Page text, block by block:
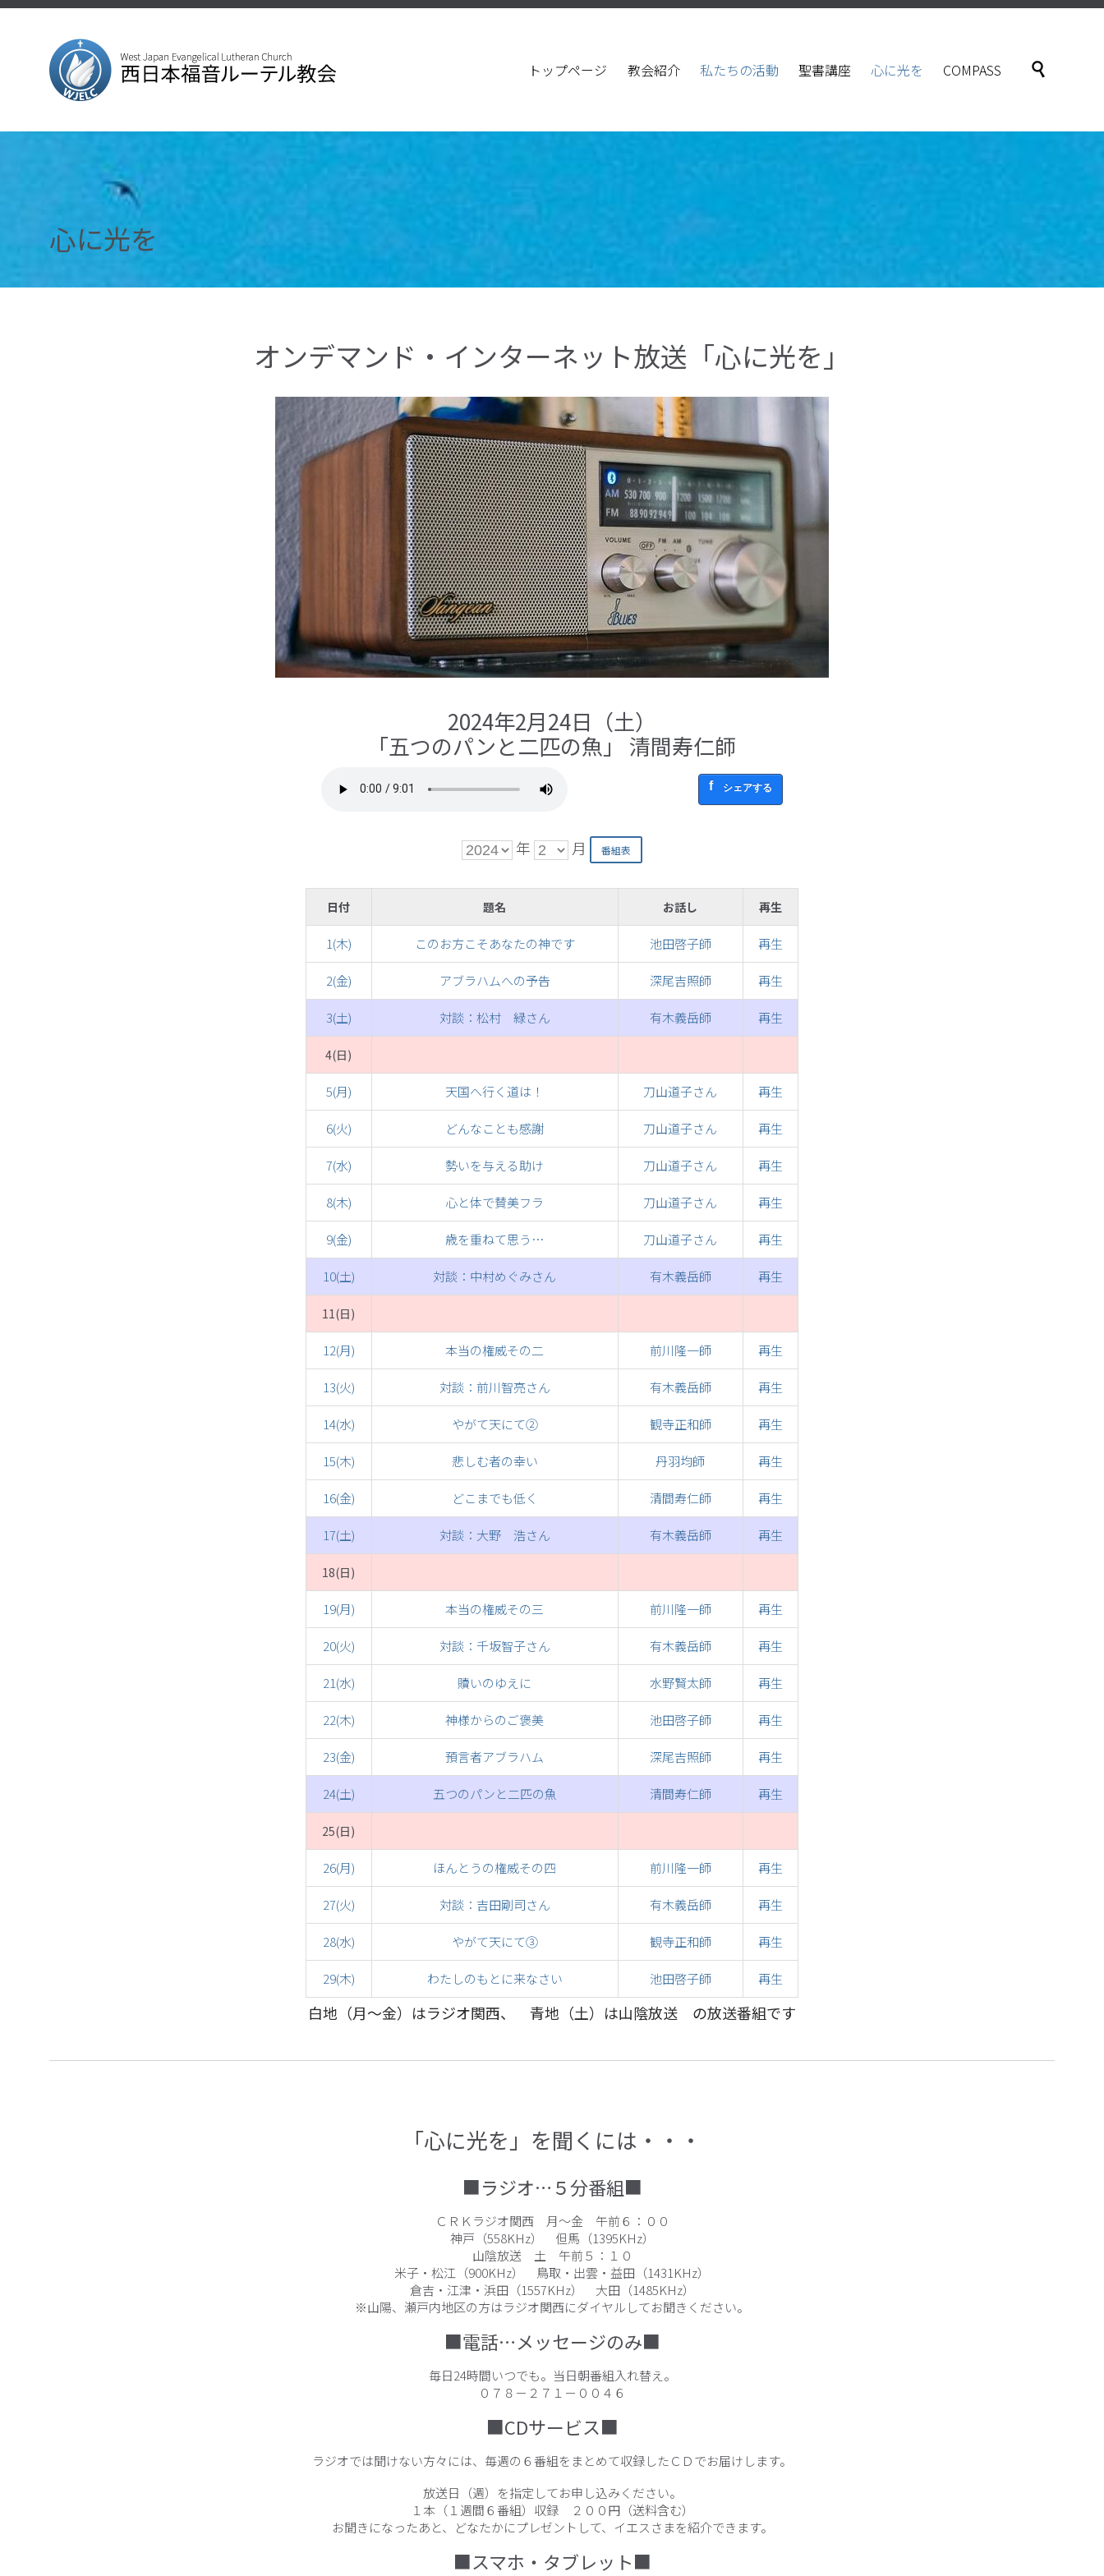
Skip
トップページ 教会紹介 私たちの活動 聖書講座 心に光を COMPASS 
心に光を
オンデマンド・インターネット放送「心に光を」
2024年2月24日（土）
「五つのパンと二匹の魚」 清間寿仁師
シェアする
年 月
日付 題名 お話し 再生
1(木) このお方こそあなたの神です 池田啓子師 再生
2(金) アブラハムへの予告 深尾吉照師 再生
3(土) 対談：松村 緑さん 有木義岳師 再生
4(日)
5(月) 天国へ行く道は！ 刀山道子さん 再生
6(火) どんなことも感謝 刀山道子さん 再生
7(水) 勢いを与える助け 刀山道子さん 再生
8(木) 心と体で賛美フラ 刀山道子さん 再生
9(金) 歳を重ねて思う… 刀山道子さん 再生
10(土) 対談：中村めぐみさん 有木義岳師 再生
11(日)
12(月) 本当の権威その二 前川隆一師 再生
13(火) 対談：前川智亮さん 有木義岳師 再生
14(水) やがて天にて② 観寺正和師 再生
15(木) 悲しむ者の幸い 丹羽均師 再生
16(金) どこまでも低く 清間寿仁師 再生
17(土) 対談：大野 浩さん 有木義岳師 再生
18(日)
19(月) 本当の権威その三 前川隆一師 再生
20(火) 対談：千坂智子さん 有木義岳師 再生
21(水) 贖いのゆえに 水野賢太師 再生
22(木) 神様からのご褒美 池田啓子師 再生
23(金) 預言者アブラハム 深尾吉照師 再生
24(土) 五つのパンと二匹の魚 清間寿仁師 再生
25(日)
26(月) ほんとうの権威その四 前川隆一師 再生
27(火) 対談：吉田剛司さん 有木義岳師 再生
28(水) やがて天にて③ 観寺正和師 再生
29(木) わたしのもとに来なさい 池田啓子師 再生
白地（月～金）はラジオ関西、 青地（土）は山陰放送 の放送番組です
「心に光を」を聞くには・・・
■ラジオ…５分番組■
ＣＲＫラジオ関西 月～金 午前６：００
神戸（558KHz） 但馬（1395KHz）
山陰放送 土 午前５：１０
米子・松江（900KHz） 鳥取・出雲・益田（1431KHz）
倉吉・江津・浜田（1557KHz） 大田（1485KHz）
※山陽、瀬戸内地区の方はラジオ関西にダイヤルしてお聞きください。
■電話…メッセージのみ■
毎日24時間いつでも。当日朝番組入れ替え。
０７８－２７１－００４６
■CDサービス■
ラジオでは聞けない方々には、毎週の６番組をまとめて収録したＣＤでお届けします。
放送日（週）を指定してお申し込みください。
１本（１週間６番組）収録 ２００円（送料含む）
お聞きになったあと、どなたかにプレゼントして、イエスさまを紹介できます。
■スマホ・タブレット■